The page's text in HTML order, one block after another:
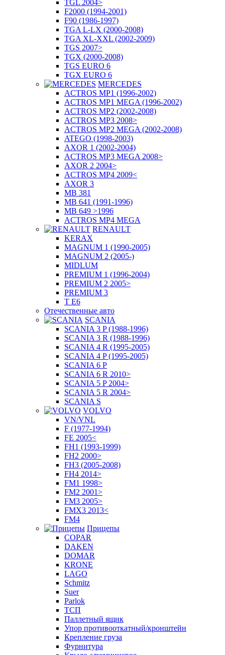
TGL 2004>
F2000 (1994-2001)
F90 (1986-1997)
TGA L-LX (2000-2008)
TGA XL-XXL (2002-2009)
TGS 2007>
TGX (2000-2008)
TGS EURO 6
TGX EURO 6
MERCEDES
ACTROS MP1 (1996-2002)
ACTROS MP1 MEGA (1996-2002)
ACTROS MP2 (2002-2008)
ACTROS MP3 2008>
ACTROS MP2 MEGA (2002-2008)
ATEGO (1998-2003)
AXOR 1 (2002-2004)
ACTROS MP3 MEGA 2008>
AXOR 2 2004>
ACTROS MP4 2009<
AXOR 3
MB 381
MB 641 (1991-1996)
MB 649 >1996
ACTROS MP4 MEGA
RENAULT
KERAX
MAGNUM 1 (1990-2005)
MAGNUM 2 (2005-)
MIDLUM
PREMIUM 1 (1996-2004)
PREMIUM 2 2005>
PREMIUM 3
T E6
Отечественные авто
SCANIA
SCANIA 3 P (1988-1996)
SCANIA 3 R (1988-1996)
SCANIA 4 R (1995-2005)
SCANIA 4 P (1995-2005)
SCANIA 6 P
SCANIA 6 R 2010>
SCANIA 5 P 2004>
SCANIA 5 R 2004>
SCANIA S
VOLVO
VN/VNL
F (1977-1994)
FE 2005<
FH1 (1993-1999)
FH2 2000>
FH3 (2005-2008)
FH4 2014>
FM1 1998>
FM2 2001>
FM3 2005>
FMX3 2013<
FM4
Прицепы
COPAR
DAKEN
DOMAR
KRONE
LAGO
Schmitz
Suer
Parlok
ТСП
Паллетный ящик
Упор противооткатный/кронштейн
Крепление груза
Фурнитура